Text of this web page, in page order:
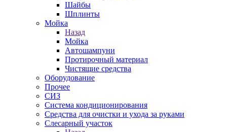
Шайбы
Шплинты
Мойка
Назад
Мойка
Автошампуни
Протирочный материал
Чистящие средства
Оборудование
Прочее
СИЗ
Система кондиционирования
Средства для очистки и ухода за руками
Слесарный участок